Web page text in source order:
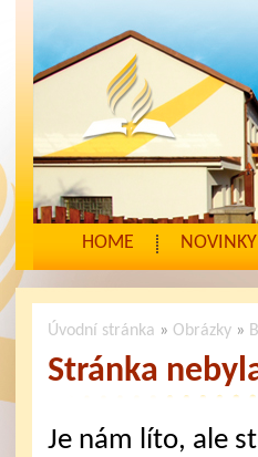
HOME NOVINKY
Úvodní stránka » Obrázky »
Stránka
Je nám líto, ale